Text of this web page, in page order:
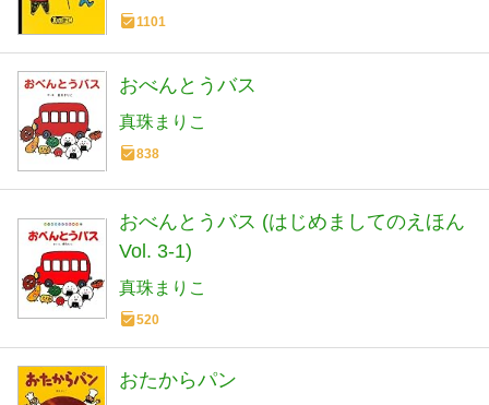
1101
おべんとうバス
真珠まりこ
838
おべんとうバス (はじめましてのえほん
Vol. 3-1)
真珠まりこ
520
おたからパン